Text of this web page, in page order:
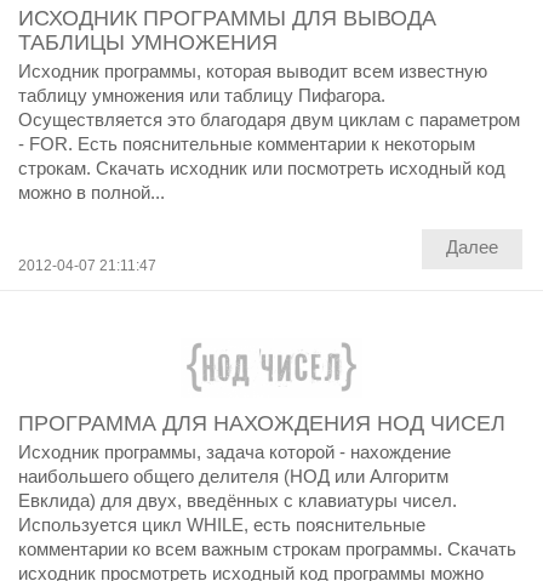
ИСХОДНИК ПРОГРАММЫ ДЛЯ ВЫВОДА
ТАБЛИЦЫ УМНОЖЕНИЯ
Исходник программы, которая выводит всем известную
таблицу умножения или таблицу Пифагора.
Осуществляется это благодаря двум циклам с параметром
- FOR. Есть пояснительные комментарии к некоторым
строкам. Скачать исходник или посмотреть исходный код
можно в полной...
2012-04-07 21:11:47
Далее
ПРОГРАММА ДЛЯ НАХОЖДЕНИЯ НОД ЧИСЕЛ
Исходник программы, задача которой - нахождение
наибольшего общего делителя (НОД или Алгоритм
Евклида) для двух, введённых с клавиатуры чисел.
Используется цикл WHILE, есть пояснительные
комментарии ко всем важным строкам программы. Скачать
исходник просмотреть исходный код программы можно